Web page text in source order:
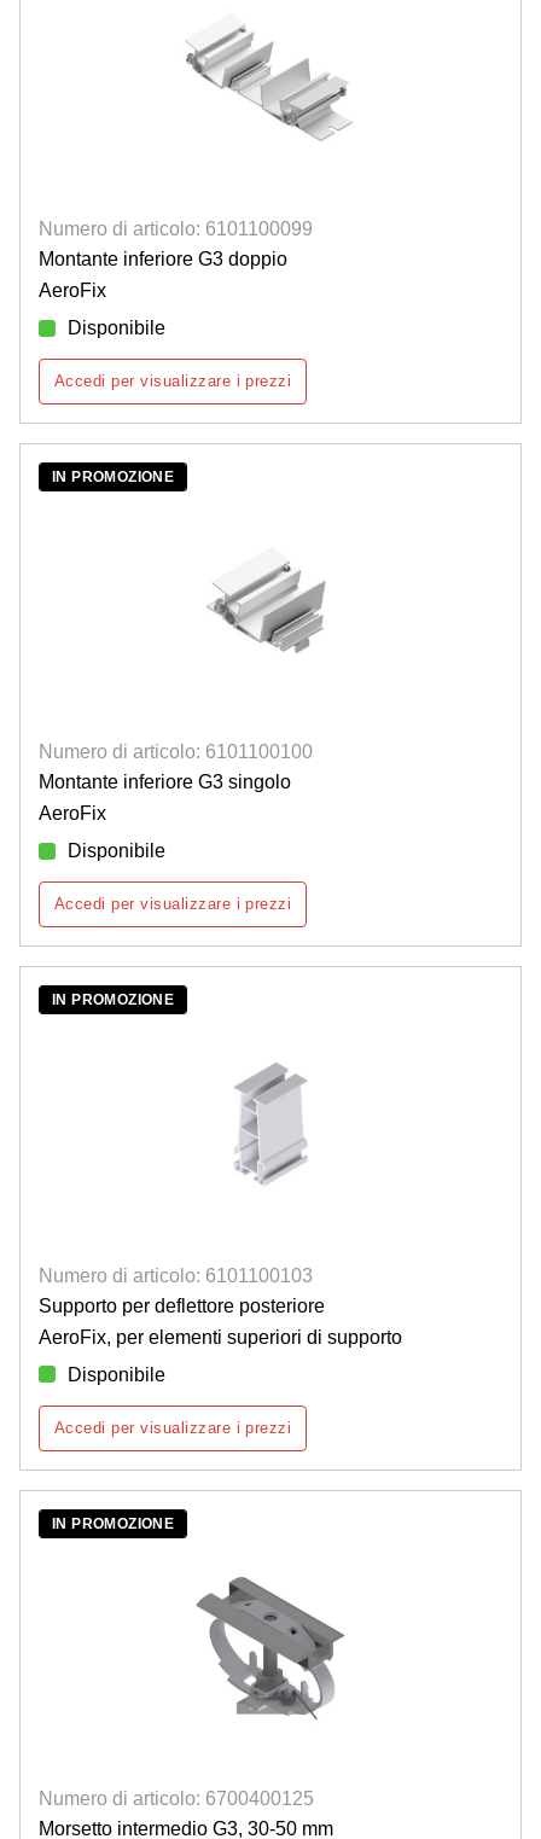
Numero di articolo: 6101100099
Montante inferiore G3 doppio
AeroFix
Disponibile
Accedi per visualizzare i prezzi
IN PROMOZIONE
Numero di articolo: 6101100100
Montante inferiore G3 singolo
AeroFix
Disponibile
Accedi per visualizzare i prezzi
IN PROMOZIONE
Numero di articolo: 6101100103
Supporto per deflettore posteriore
AeroFix, per elementi superiori di supporto
Disponibile
Accedi per visualizzare i prezzi
IN PROMOZIONE
Numero di articolo: 6700400125
Morsetto intermedio G3, 30-50 mm